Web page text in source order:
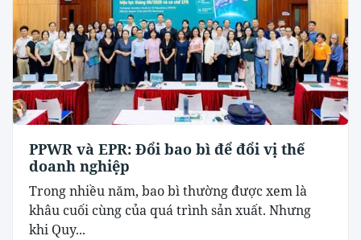
PPWR và EPR: Đổi bao bì để đổi vị thế
doanh nghiệp
Trong nhiều năm, bao bì thường được xem là
khâu cuối cùng của quá trình sản xuất. Nhưng
khi Quy...